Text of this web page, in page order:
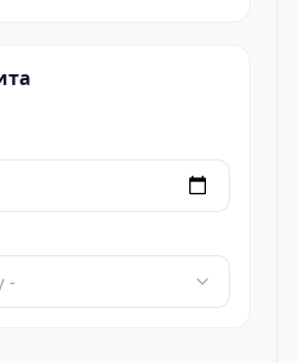
-